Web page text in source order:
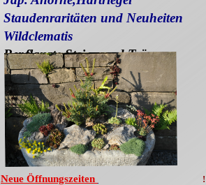
Staudenraritäten und Neuheiten
Wildclematis
Bepflanzte Steine und Tröge
Neue Öffnungszeiten